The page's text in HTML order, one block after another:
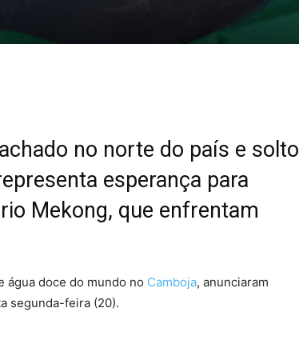
no norte do país e solto
esperança para
Mekong, que enfrentam
água doce do mundo no Camboja, anunciaram
segunda-feira (20).